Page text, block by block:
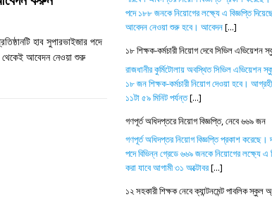
হাব সুপারভাইজার পদে
থেকেই আবেদন নেওয়া শুরু
পদে ১৮৮ জনকে নিয়োগের লক্ষ্যে এ বিজ্ঞপ্তি
আবেদন নেওয়া শুরু হবে। আবেদন[...]
১৮ শিক্ষক-কর্মচারী নিয়োগ দেবে সিভিল এভিয়েশন
রাজধানীর কুর্মিটোলায় অবস্থিত সিভিল এভিয়েশন
১৮ জন শিক্ষক-কর্মচারী নিয়োগ দেওয়া হবে।
১১টা ৫৯ মিনিট পর্যন্ত[...]
গণপূর্ত অধিদপ্তরে নিয়োগ বিজ্ঞপ্তি, নেবে ৬৬৯ জন
গণপূর্ত অধিদপ্তর নিয়োগ বিজ্ঞপ্তি প্রকাশ করেছে।
পদে বিভিন্ন গ্রেডে ৬৬৯ জনকে নিয়োগের লক্ষ্যে এ
করা যাবে আগামী ৩১ অক্টোবর[...]
১২ সহকারী শিক্ষক নেবে ক্যান্টনমেন্ট পাবলিক স্কুল